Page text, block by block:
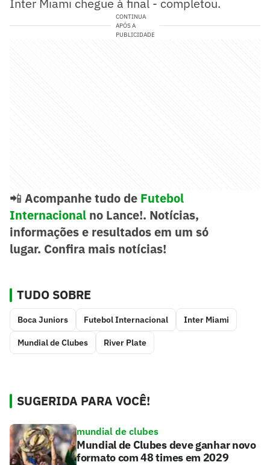
CONTINUA
APÓS A
PUBLICIDADE
📲 Acompanhe tudo de Futebol
Internacional no Lance!. Notícias,
informações e resultados em um só
lugar. Confira mais notícias!
TUDO SOBRE
Boca Juniors Futebol Internacional Inter Miami
Mundial de Clubes River Plate
SUGERIDA PARA VOCÊ!
mundial de clubes
Mundial de Clubes deve ganhar novo
formato com 48 times em 2029